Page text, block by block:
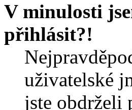
V minulosti
přihlásit?!
uživatelské
jste obdrželi